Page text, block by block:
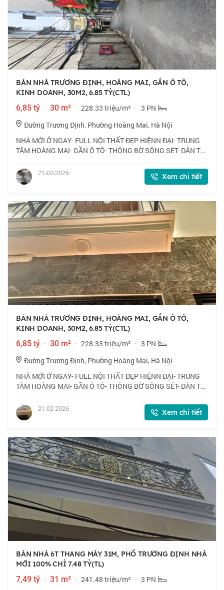
BÁN NHÀ TRƯƠNG ĐỊNH, HOÀNG MAI, GẦN Ô TÔ,
KINH DOANH, 30M2, 6.85 TỶ(CTL)
6,85 tỷ · 30 m² · 228.33 triệu/m² · 3 PN
Đường Trương Định, Phường Hoàng Mai, Hà Nội
NHÀ MỚI Ở NGAY- FULL NỘI THẤT ĐẸP HIỆNN ĐẠI- TRUNG
TÂM HOÀNG MAI- GẦN Ô TÔ- THÔNG BỜ SÔNG SÉT- DÂN TRÍ
năng sử dụng Tầng 1 phòng khách, bếp, phò
21-02-2026 Xem chi tiết
BÁN NHÀ TRƯƠNG ĐỊNH, HOÀNG MAI, GẦN Ô TÔ,
KINH DOANH, 30M2, 6.85 TỶ(CTL)
6,85 tỷ · 30 m² · 228.33 triệu/m² · 3 PN
Đường Trương Định, Phường Hoàng Mai, Hà Nội
NHÀ MỚI Ở NGAY- FULL NỘI THẤT ĐẸP HIỆNN ĐẠI- TRUNG
TÂM HOÀNG MAI- GẦN Ô TÔ- THÔNG BỜ SÔNG SÉT- DÂN TRÍ
năng sử dụng Tầng 1 phòng khách, bếp, phò
21-02-2026 Xem chi tiết
BÁN NHÀ 6T THANG MÁY 31M, PHỐ TRƯƠNG ĐỊNH NHÀ
MỚI 100% CHỈ 7.48 TỶ(TL)
7,49 tỷ · 31 m² · 241.48 triệu/m² · 3 PN